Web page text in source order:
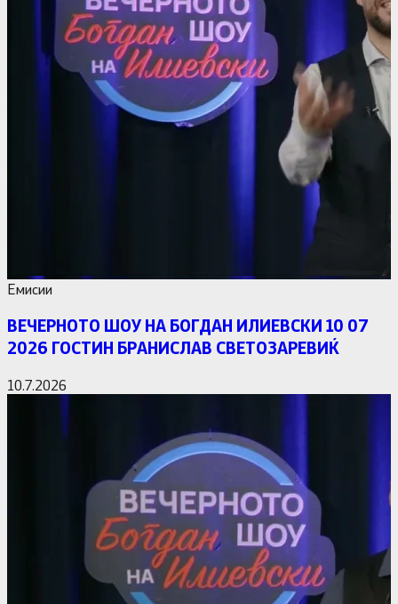
Емисии
ВЕЧЕРНОТО ШОУ НА БОГДАН ИЛИЕВСКИ 10 07
2026 ГОСТИН БРАНИСЛАВ СВЕТОЗАРЕВИЌ
10.7.2026